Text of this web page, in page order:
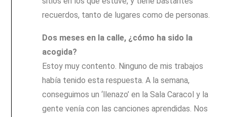
recuerdos, tanto de lugares como de personas.
Dos meses en la calle, ¿cómo ha sido la
acogida?
Estoy muy contento. Ninguno de mis trabajos
había tenido esta respuesta. A la semana,
conseguimos un ‘llenazo’ en la Sala Caracol y la
gente venía con las canciones aprendidas. Nos